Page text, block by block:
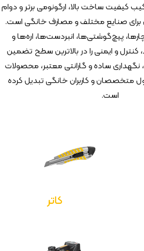
کیفیت ساخت بالا، ارگونومی برتر و دوام
برای صنایع مختلف و مصارف خانگی است.
پیچ‌گوشتی‌ها، انبردست‌ها، اره‌ها و
کنترل و ایمنی را در بالاترین سطح تضمین
ساده و گارانتی معتبر، محصولات
متخصصان و کاربران خانگی تبدیل کرده
است.
کاتر